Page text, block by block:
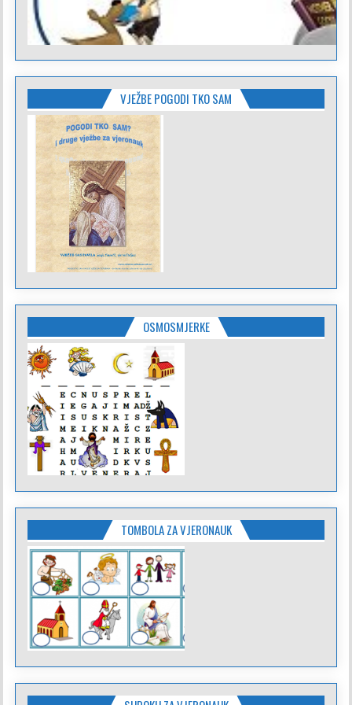
VJEŽBE POGODI TKO SAM
OSMOSMJERKE
TOMBOLA ZA VJERONAUK